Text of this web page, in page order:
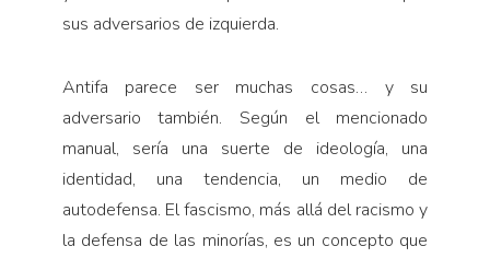
sus adversarios de izquierda.
Antifa parece ser muchas cosas… y su
adversario también. Según el mencionado
manual, sería una suerte de ideología, una
identidad, una tendencia, un medio de
autodefensa. El fascismo, más allá del racismo y
la defensa de las minorías, es un concepto que